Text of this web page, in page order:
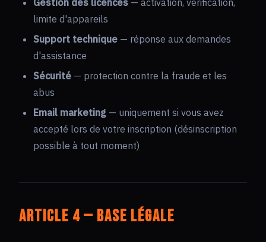
Gestion des licences — activation, vérification,
limite d'appareils
Support technique — réponse aux demandes
d'assistance
Sécurité — protection contre la fraude et les
abus
Email marketing — uniquement si vous avez
accepté lors de votre inscription (désinscription
possible à tout moment)
Article 4 — Base légale